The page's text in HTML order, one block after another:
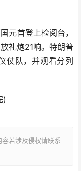
首登上检阅台，
礼炮21响。特朗普
仗队，并观看分列
)
若涉及侵权请联系